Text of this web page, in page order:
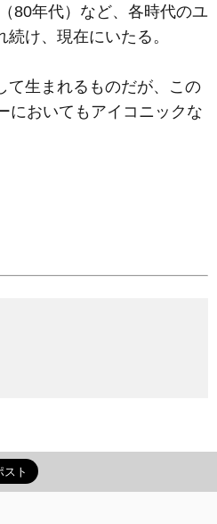
80年代）など、各時代のユ
け、現在にいたる。
生まれるものだが、この
においてもアイコニックな